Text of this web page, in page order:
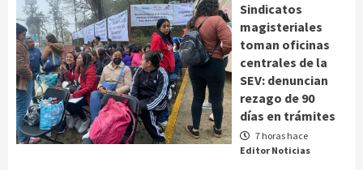
Sindicatos
magisteriales
toman oficinas
centrales de la
SEV: denuncian
rezago de 90
días en trámites
7 horas hace
Editor Noticias